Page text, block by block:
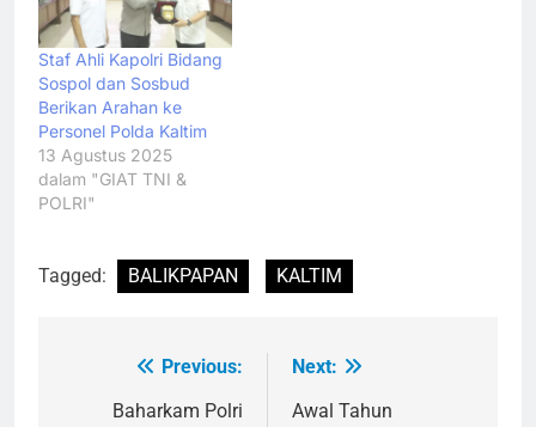
Staf Ahli Kapolri Bidang
Sospol dan Sosbud
Berikan Arahan ke
Personel Polda Kaltim
13 Agustus 2025
dalam "GIAT TNI &
POLRI"
Tagged: BALIKPAPAN KALTIM
NavigasiPrevious:
Baharkam Polri
Next:
Awal Tahun